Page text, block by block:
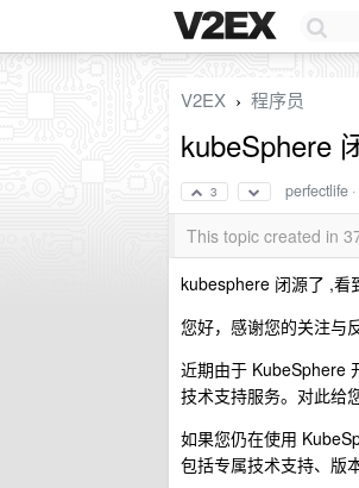
V2EX › 程序员
kubeSphere
3 perfectlife ·
This topic created in
kubesphere 闭源了 ,看
您好，感谢您的关注与
近期由于 KubeSphere
技术支持服务。对此给
如果您仍在使用
包括专属技术支持、版